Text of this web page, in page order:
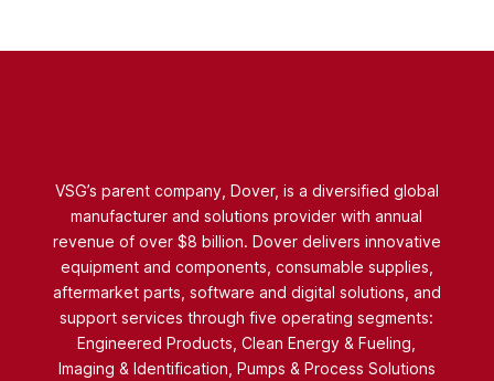
VSG’s parent company, Dover, is a diversified global
manufacturer and solutions provider with annual
revenue of over $8 billion. Dover delivers innovative
equipment and components, consumable supplies,
aftermarket parts, software and digital solutions, and
support services through five operating segments:
Engineered Products, Clean Energy & Fueling,
Imaging & Identification, Pumps & Process Solutions